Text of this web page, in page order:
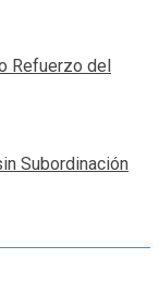
Refuerzo del
Subordinación